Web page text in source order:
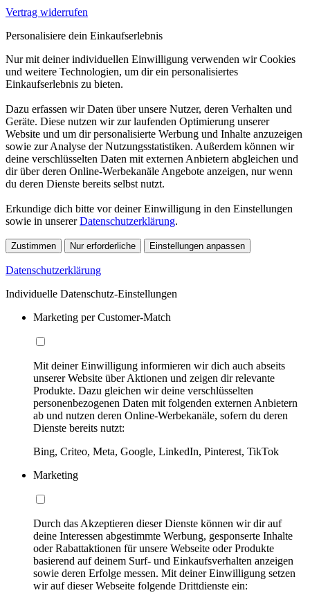
Vertrag widerrufen
Personalisiere dein Einkaufserlebnis
Nur mit deiner individuellen Einwilligung verwenden wir Cookies
und weitere Technologien, um dir ein personalisiertes
Einkaufserlebnis zu bieten.
Dazu erfassen wir Daten über unsere Nutzer, deren Verhalten und
Geräte. Diese nutzen wir zur laufenden Optimierung unserer
Website und um dir personalisierte Werbung und Inhalte anzuzeigen
sowie zur Analyse der Nutzungsstatistiken. Außerdem können wir
deine verschlüsselten Daten mit externen Anbietern abgleichen und
dir über deren Online-Werbekanäle Angebote anzeigen, nur wenn
du deren Dienste bereits selbst nutzt.
Erkundige dich bitte vor deiner Einwilligung in den Einstellungen
sowie in unsererDatenschutzerklärung.
Zustimmen Nur erforderliche Einstellungen anpassen
Datenschutzerklärung
Individuelle Datenschutz-Einstellungen
Marketing per Customer-Match
Mit deiner Einwilligung informieren wir dich auch abseits
unserer Website über Aktionen und zeigen dir relevante
Produkte. Dazu gleichen wir deine verschlüsselten
personenbezogenen Daten mit folgenden externen Anbietern
ab und nutzen deren Online-Werbekanäle, sofern du deren
Dienste bereits nutzt:
Bing, Criteo, Meta, Google, LinkedIn, Pinterest, TikTok
Marketing
Durch das Akzeptieren dieser Dienste können wir dir auf
deine Interessen abgestimmte Werbung, gesponserte Inhalte
oder Rabattaktionen für unsere Webseite oder Produkte
basierend auf deinem Surf- und Einkaufsverhalten anzeigen
sowie deren Erfolge messen. Mit deiner Einwilligung setzen
wir auf dieser Webseite folgende Drittdienste ein: